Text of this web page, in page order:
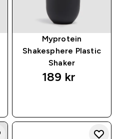
Myprotein
Shakesphere Plastic
Shaker
189 kr‎